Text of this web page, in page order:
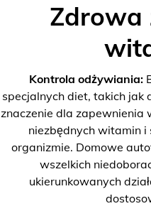
Zdrowa
Kontrola odżywiania:
specjalnych diet, takich jak
znaczenie dla zapewnienia
niezbędnych witamin i
organizmie. Domowe
wszelkich
ukierunkowanych